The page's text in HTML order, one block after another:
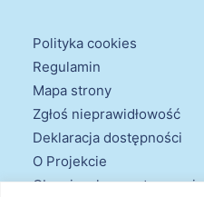
Polityka cookies
Regulamin
Mapa strony
Zgłoś nieprawidłowość
Deklaracja dostępności
O Projekcie
Obowiązek